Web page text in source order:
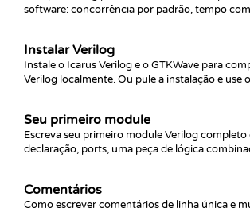
software: concorrência por padrão, tempo
Instalar Verilog
Instale o Icarus Verilog e o GTKWave para
Verilog localmente. Ou pule a instalação e use
Seu primeiro module
Escreva seu primeiro module Verilog completo
declaração, ports, uma peça de lógica
Comentários
Como escrever comentários de linha única e